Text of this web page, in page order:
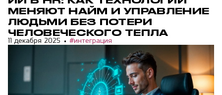
МЕНЯЮТ НАЙМ И УПРАВЛЕНИЕ
ЛЮДЬМИ БЕЗ ПОТЕРИ
ЧЕЛОВЕЧЕСКОГО ТЕПЛА
11 декабря 2025 #интеграция